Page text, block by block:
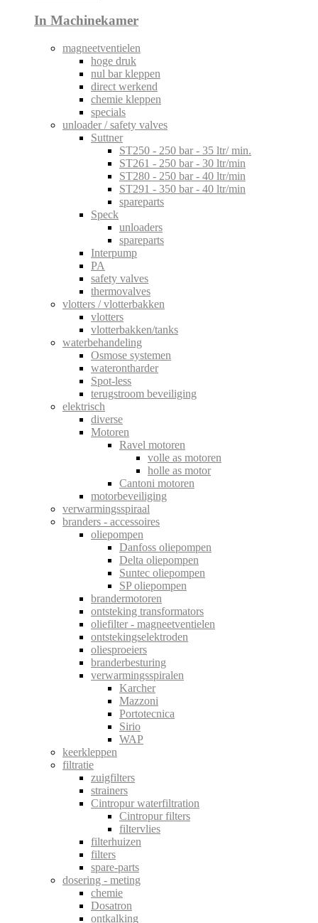
In Machinekamer
magneetventielen
hoge druk
nul bar kleppen
direct werkend
chemie kleppen
specials
unloader / safety valves
Suttner
ST250 - 250 bar - 35 ltr/ min.
ST261 - 250 bar - 30 ltr/min
ST280 - 250 bar - 40 ltr/min
ST291 - 350 bar - 40 ltr/min
spareparts
Speck
unloaders
spareparts
Interpump
PA
safety valves
thermovalves
vlotters / vlotterbakken
vlotters
vlotterbakken/tanks
waterbehandeling
Osmose systemen
waterontharder
Spot-less
terugstroom beveiliging
elektrisch
diverse
Motoren
Ravel motoren
volle as motoren
holle as motor
Cantoni motoren
motorbeveiliging
verwarmingsspiraal
branders - accessoires
oliepompen
Danfoss oliepompen
Delta oliepompen
Suntec oliepompen
SP oliepompen
brandermotoren
ontsteking transformators
oliefilter - magneetventielen
ontstekingselektroden
oliesproeiers
branderbesturing
verwarmingsspiralen
Karcher
Mazzoni
Portotecnica
Sirio
WAP
keerkleppen
filtratie
zuigfilters
strainers
Cintropur waterfiltration
Cintropur filters
filtervlies
filterhuizen
filters
spare-parts
dosering - meting
chemie
Dosatron
ontkalking